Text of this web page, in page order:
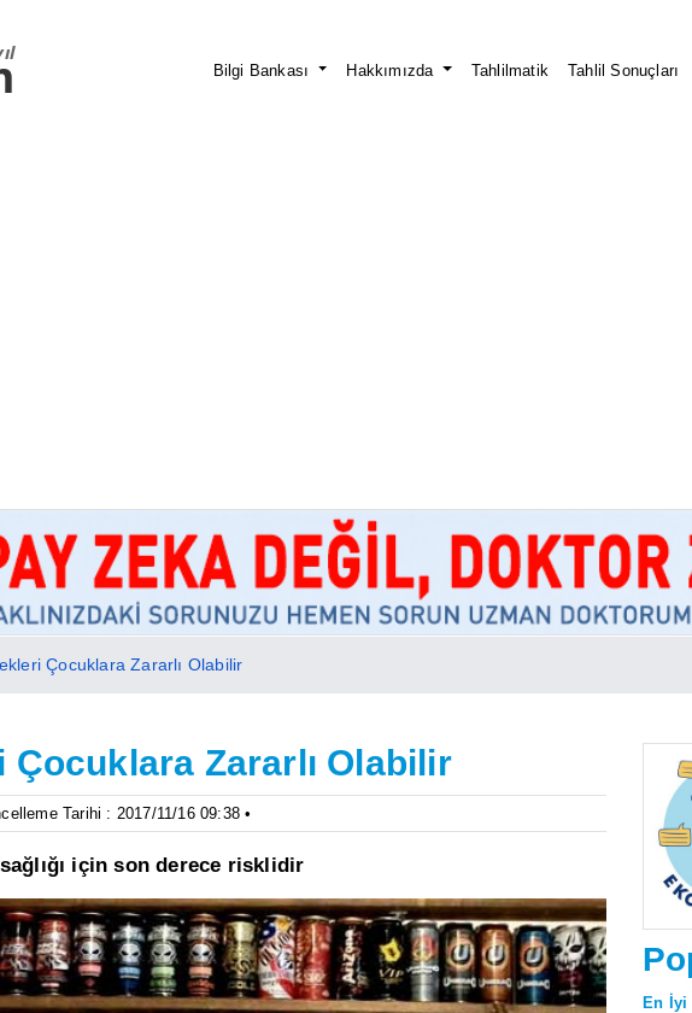
Bilgi Bankası Hakkımızda Tahlilmatik Tahlil Sonuçları
Çocuklara Zararlı Olabilir
Zararlı Olabilir
Tarihi : 2017/11/16 09:38 •
için son derece risklidir
En İyi